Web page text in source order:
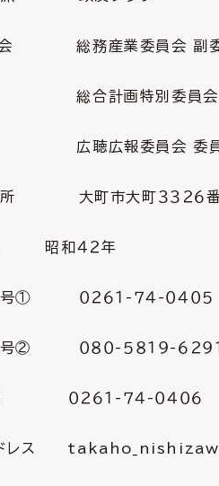
会 総務産業委員会 副
画特別委員会
広聴広報委員会 委
町市大町３３２６番地
和４２年
① ０２６１-７４-０４０５
② ０８０-５８１９-６２９１
０２６１-７４-０４０６
ドレス